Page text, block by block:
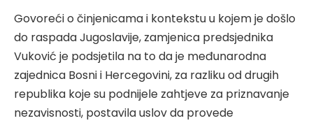
Govoreći o činjenicama i kontekstu u kojem je došlo
do raspada Jugoslavije, zamjenica predsjednika
Vuković je podsjetila na to da je međunarodna
zajednica Bosni i Hercegovini, za razliku od drugih
republika koje su podnijele zahtjeve za priznavanje
nezavisnosti, postavila uslov da provede